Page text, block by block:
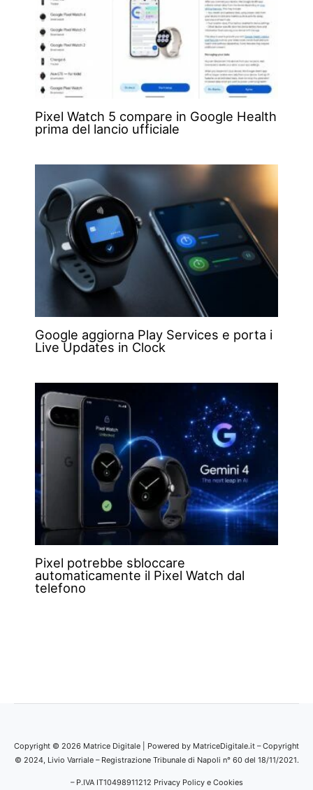
Pixel Watch 5 compare in Google Health
prima del lancio ufficiale
Google aggiorna Play Services e porta i
Live Updates in Clock
Pixel potrebbe sbloccare
automaticamente il Pixel Watch dal
telefono
Copyright © 2026 Matrice Digitale | Powered by MatriceDigitale.it – Copyright
© 2024, Livio Varriale – Registrazione Tribunale di Napoli n° 60 del 18/11/2021.
– P.IVA IT10498911212 Privacy Policy e Cookies